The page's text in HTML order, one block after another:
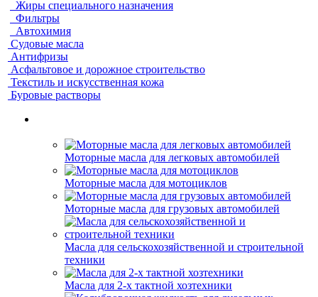
Жиры специального назначения
Фильтры
Автохимия
Судовые масла
Антифризы
Асфальтовое и дорожное строительство
Текстиль и искусственная кожа
Буровые растворы
Моторные масла для легковых автомобилей
Моторные масла для мотоциклов
Моторные масла для грузовых автомобилей
Масла для сельскохозяйственной и строительной
техники
Масла для 2-х тактной хозтехники